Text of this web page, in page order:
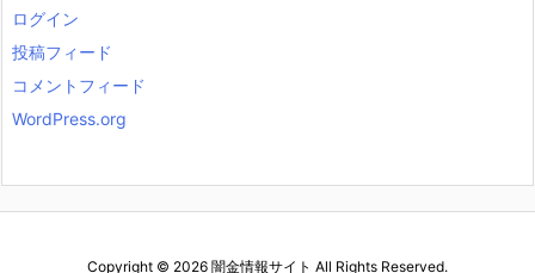
ログイン
投稿フィード
コメントフィード
WordPress.org
Copyright © 2026 闇金情報サイト All Rights Reserved.